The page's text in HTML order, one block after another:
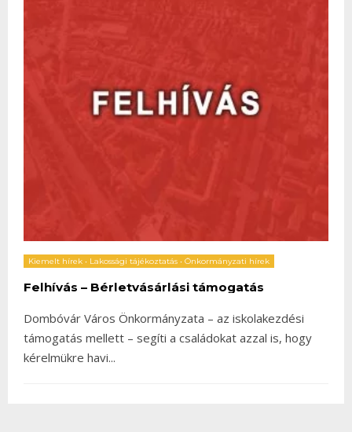
Kiemelt hírek • Lakossági tájékoztatás • Önkormányzati hírek
Felhívás – Bérletvásárlási támogatás
Dombóvár Város Önkormányzata – az iskolakezdési
támogatás mellett – segíti a családokat azzal is, hogy
kérelmükre havi...